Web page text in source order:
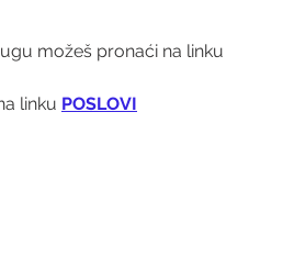
možeš pronaći na linku
linku POSLOVI